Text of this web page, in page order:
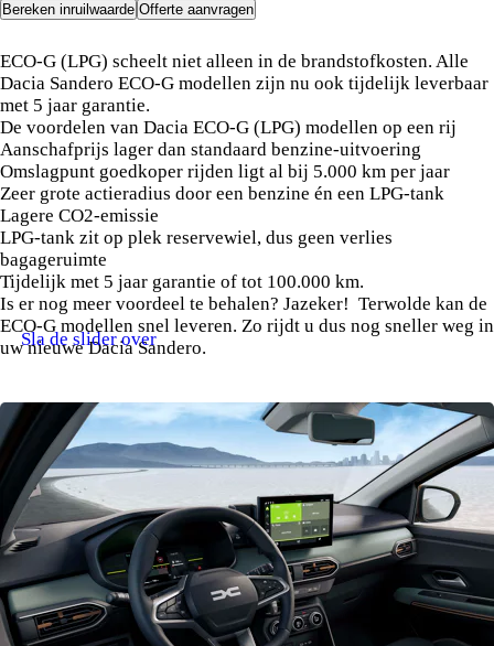
Bereken inruilwaarde Offerte aanvragen
ECO-G (LPG) scheelt niet alleen in de brandstofkosten. Alle
Dacia Sandero ECO-G modellen zijn nu ook tijdelijk leverbaar
met 5 jaar garantie.
De voordelen van Dacia ECO-G (LPG) modellen op een rij
Aanschafprijs lager dan standaard benzine-uitvoering
Omslagpunt goedkoper rijden ligt al bij 5.000 km per jaar
Zeer grote actieradius door een benzine én een LPG-tank
Lagere CO2-emissie
LPG-tank zit op plek reservewiel, dus geen verlies
bagageruimte
Tijdelijk met 5 jaar garantie of tot 100.000 km.
Is er nog meer voordeel te behalen? Jazeker! Terwolde kan de
ECO-G modellen snel leveren. Zo rijdt u dus nog sneller weg in
uw nieuwe Dacia Sandero.
Sla de slider over